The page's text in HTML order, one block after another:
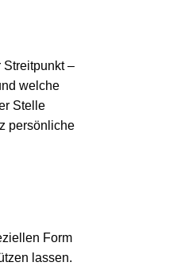
Streitpunkt –
welche
Stelle
persönliche
Form
lassen.